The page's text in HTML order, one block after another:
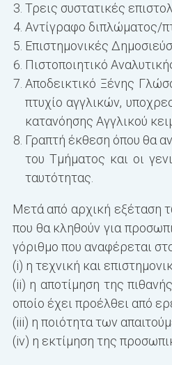
Τρεις συστατικές
Αντίγραφο διπλώματος/
Επιστημονικές
Πιστοποιητικό
Αποδεικτικό Ξένης
πτυχίο αγγλικών,
κατανόησης Αγγλικού
Γραπτή έκθεση όπου θα
του Τμήματος και οι
ταυτότητας.
Μετά από αρχική εξέταση
που θα κληθούν για
γόριθμο που αναφέρεται
(i) η τεχνική και
(ii) η αποτίμηση της
οποίο έχει προέλθει από
(iii) η ποιότητα των
(iv) η εκτίμηση της